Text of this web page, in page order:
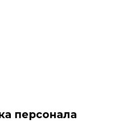
персонала